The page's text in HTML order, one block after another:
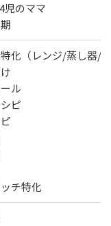
児のママ
特化（レンジ/蒸し器/
ル
ピ
チ特化